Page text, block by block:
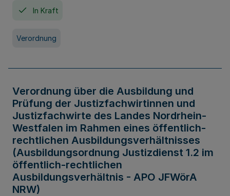
In Kraft
Verordnung
Verordnung über die Ausbildung und
Prüfung der Justizfachwirtinnen und
Justizfachwirte des Landes Nordrhein-
Westfalen im Rahmen eines öffentlich-
rechtlichen Ausbildungsverhältnisses
(Ausbildungsordnung Justizdienst 1.2 im
öffentlich-rechtlichen
Ausbildungsverhältnis - APO JFWörA
NRW)